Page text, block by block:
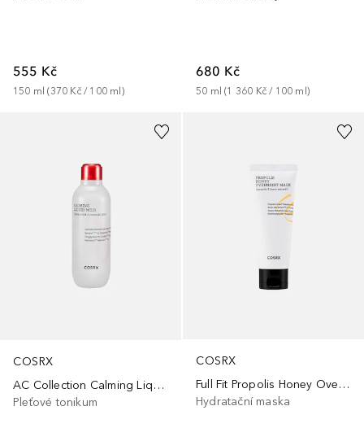
555 Kč
150 ml (370 Kč / 100 ml)
680 Kč
50 ml (1 360 Kč / 100 ml )
COSRX
AC Collection Calming Liquid Mild
Pleťové tonikum
COSRX
Full Fit Propolis Honey Overnight Mask
Hydratační maska